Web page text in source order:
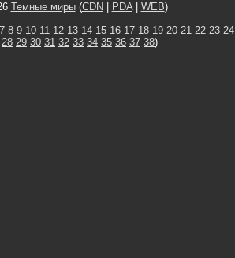
Темные миры(CDN PDA| WEB)
7 8 9 10 11 12 13 14 15 16 17 18 19 20 21 22 23 24
28 29 30 31 32 33 34 35 36 37 38)